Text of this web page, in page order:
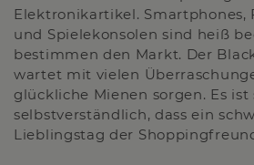
Elektronikartikel. Smartphones,
und Spielekonsolen sind heiß
bestimmen den Markt. Der
wartet mit vielen
glückliche Mienen sorgen. Es
selbstverständlich, dass ein
Lieblingstag der